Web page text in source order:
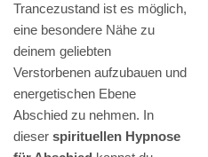
Trancezustand ist es möglich,
eine besondere Nähe zu
deinem geliebten
Verstorbenen aufzubauen und
energetischen Ebene
Abschied zu nehmen. In
dieser spirituellen Hypnose